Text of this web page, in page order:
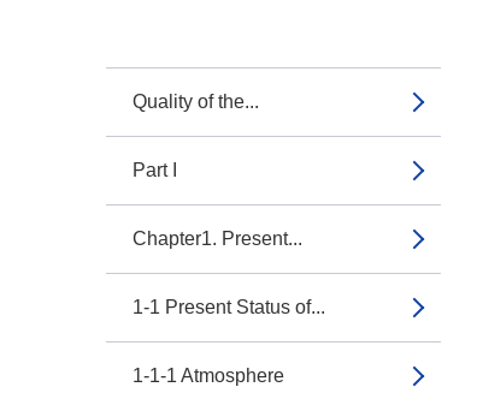
Quality of the...
Part I
Chapter1. Present...
1-1 Present Status of...
1-1-1 Atmosphere